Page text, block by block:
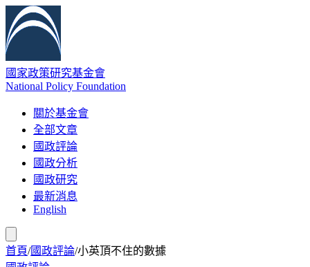
國家政策研究基金會
National Policy Foundation
關於基金會
全部文章
國政評論
國政分析
國政研究
最新消息
English
首頁/國政評論/小英頂不住的數據